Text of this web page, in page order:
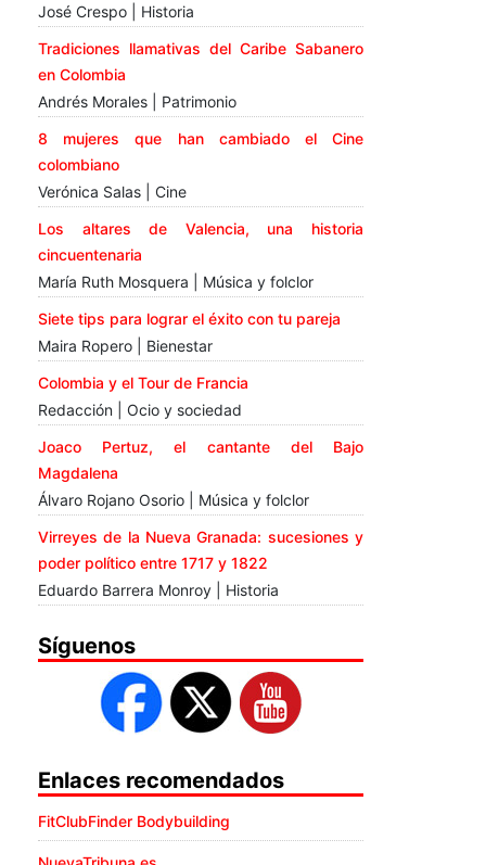
José Crespo | Historia
Tradiciones llamativas del Caribe Sabanero
en Colombia
Andrés Morales | Patrimonio
8 mujeres que han cambiado el Cine
colombiano
Verónica Salas | Cine
Los altares de Valencia, una historia
cincuentenaria
María Ruth Mosquera | Música y folclor
Siete tips para lograr el éxito con tu pareja
Maira Ropero | Bienestar
Colombia y el Tour de Francia
Redacción | Ocio y sociedad
Joaco Pertuz, el cantante del Bajo
Magdalena
Álvaro Rojano Osorio | Música y folclor
Virreyes de la Nueva Granada: sucesiones y
poder político entre 1717 y 1822
Eduardo Barrera Monroy | Historia
Síguenos
Enlaces recomendados
FitClubFinder Bodybuilding